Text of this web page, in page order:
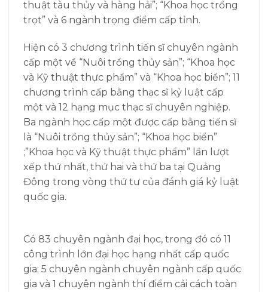
thuật tàu thủy và hàng hải”; “Khoa học trồng
trọt” và 6 ngành trọng điểm cấp tỉnh.
Hiện có 3 chương trình tiến sĩ chuyên ngành
cấp một về “Nuôi trồng thủy sản”; “Khoa học
và Kỹ thuật thực phẩm” và “Khoa học biển”; 11
chương trình cấp bằng thạc sĩ kỷ luật cấp
một và 12 hạng mục thạc sĩ chuyên nghiệp.
Ba ngành học cấp một được cấp bằng tiến sĩ
là “Nuôi trồng thủy sản”; “Khoa học biển”
;”Khoa học và Kỹ thuật thực phẩm” lần lượt
xếp thứ nhất, thứ hai và thứ ba tại Quảng
Đông trong vòng thứ tư của đánh giá kỷ luật
quốc gia.
Có 83 chuyên ngành đại học, trong đó có 11
công trình lớn đại học hạng nhất cấp quốc
gia; 5 chuyên ngành chuyên ngành cấp quốc
gia và 1 chuyên ngành thí điểm cải cách toàn